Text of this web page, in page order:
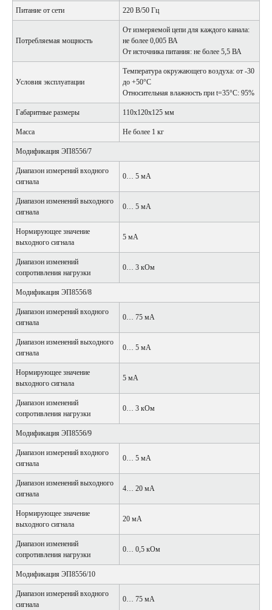
Питание от сети 220 В/50 Гц
Потребляемая мощность
От измеряемой цепи для каждого канала:
не более 0,005 ВА
От источника питания: не более 5,5 ВА
Условия эксплуатации
Температура окружающего воздуха: от -30
до +50°С
Относительная влажность при t=35°С: 95%
Габаритные размеры 110х120х125 мм
Масса Не более 1 кг
Модификация ЭП8556/7
Диапазон измерений входного
сигнала
0… 5 мА
Диапазон изменений выходного
сигнала
0… 5 мА
Нормирующее значение
выходного сигнала
5 мА
Диапазон изменений
сопротивления нагрузки
0… 3 кОм
Модификация ЭП8556/8
Диапазон измерений входного
сигнала
0… 75 мА
Диапазон изменений выходного
сигнала
0… 5 мА
Нормирующее значение
выходного сигнала
5 мА
Диапазон изменений
сопротивления нагрузки
0… 3 кОм
Модификация ЭП8556/9
Диапазон измерений входного
сигнала
0… 5 мА
Диапазон изменений выходного
сигнала
4… 20 мА
Нормирующее значение
выходного сигнала
20 мА
Диапазон изменений
сопротивления нагрузки
0… 0,5 кОм
Модификация ЭП8556/10
Диапазон измерений входного
сигнала
0… 75 мА